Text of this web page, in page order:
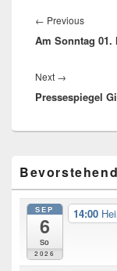
Navigation
← PreviousPrevious
post:
Am Sonntag 01.
Next →
post:
Pressespiegel
Sidebar
Widget
Area SEP
6
So
2026
14:00